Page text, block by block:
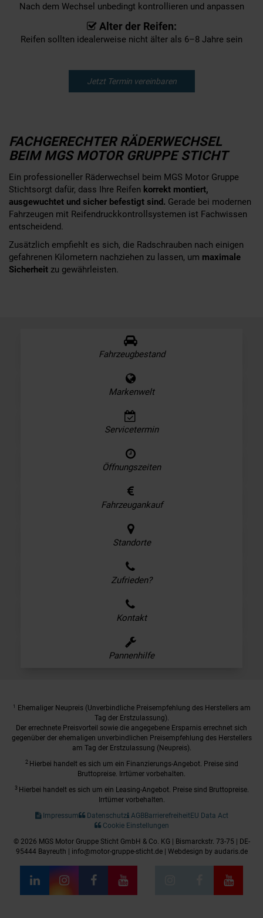
Nach dem Wechsel unbedingt kontrollieren und anpassen
Alter der Reifen:
Reifen sollten idealerweise nicht älter als 6–8 Jahre sein
Jetzt Termin vereinbaren
FACHGERECHTER RÄDERWECHSEL
BEIM MGS MOTOR GRUPPE STICHT
Ein professioneller Räderwechsel beim MGS Motor Gruppe
Stichtsorgt dafür, dass Ihre Reifen korrekt montiert,
ausgewuchtet und sicher befestigt sind. Gerade bei modernen
Fahrzeugen mit Reifendruckkontrollsystemen ist Fachwissen
entscheidend.
Zusätzlich empfiehlt es sich, die Radschrauben nach einigen
gefahrenen Kilometern nachziehen zu lassen, um maximale
Sicherheit zu gewährleisten.
Fahrzeugbestand
Markenwelt
Servicetermin
Öffnungszeiten
Fahrzeugankauf
Standorte
Zufrieden?
Kontakt
Pannenhilfe
1
Ehemaliger Neupreis (Unverbindliche Preisempfehlung des Herstellers am
Tag der Erstzulassung).
Der errechnete Preisvorteil sowie die angegebene Ersparnis errechnet sich
gegenüber der ehemaligen unverbindlichen Preisempfehlung des Herstellers
am Tag der Erstzulassung (Neupreis).
2 Hierbei handelt es sich um ein Finanzierungs-Angebot. Preise sind
Bruttopreise. Irrtümer vorbehalten.
3 Hierbei handelt es sich um ein Leasing-Angebot. Preise sind Bruttopreise.
Irrtümer vorbehalten.
Impressum
Datenschutz AGBBarrierefreiheitEU Data Act
Cookie Einstellungen
© 2026 MGS Motor Gruppe Sticht GmbH & Co. KG | Bismarckstr. 73-75 | DE-
95444 Bayreuth | info@motor-gruppe-sticht.de | Webdesign by audaris.de